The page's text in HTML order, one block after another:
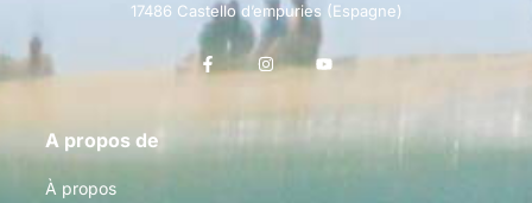
17486 Castello d’empuries (Espagne)
A propos de
À propos